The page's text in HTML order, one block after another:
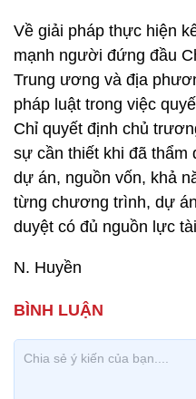
Về giải pháp thực hiện
mạnh người đứng đầu
Trung ương và địa
pháp luật trong việc
Chỉ quyết định chủ
sự cần thiết khi đã thẩm
dự án, nguồn vốn, khả
từng chương trình, dự
duyệt có đủ nguồn lực
N. Huyền